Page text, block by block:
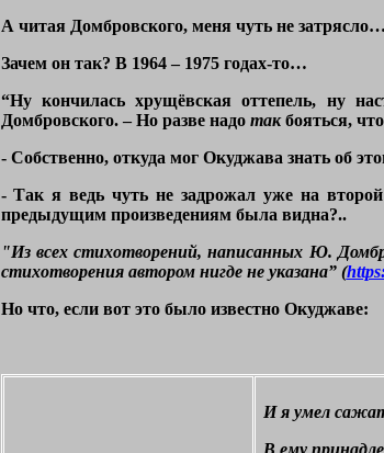
А читая Домбровского, меня чуть не затрясло…
Зачем он так? В 1964 – 1975 годах-то…
“Ну кончилась хрущёвская оттепель, ну
Домбровского. – Но разве надотакбояться,
- Собственно, откуда мог Окуджава знать об
- Так я ведь чуть не задрожал уже на
предыдущим произведениям была видна?..
"Из всех стихотворений, написанных Ю.
стихотворения автором нигде не указана” (
Но что, если вот это было известно Окуджаве:
И я умел